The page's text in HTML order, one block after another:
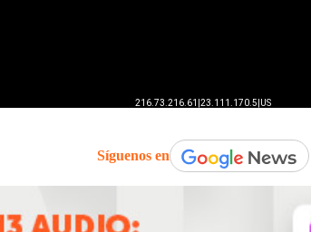
Síguenos en